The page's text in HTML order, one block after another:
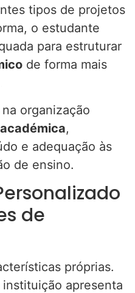
tipos de projetos
o estudante
para estruturar
de forma mais
organização
,
e adequação às
de ensino.
de
próprias.
instituição apresenta